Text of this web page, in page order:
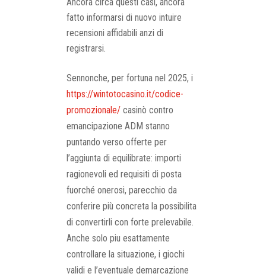
fatto informarsi di nuovo intuire
recensioni affidabili anzi di
registrarsi.
Sennonche, per fortuna nel 2025, i
https://wintotocasino.it/codice-
promozionale/ casinò contro
emancipazione ADM stanno
puntando verso offerte per
l’aggiunta di equilibrate: importi
ragionevoli ed requisiti di posta
fuorché onerosi, parecchio da
conferire più concreta la possibilita
di convertirli con forte prelevabile.
Anche solo piu esattamente
controllare la situazione, i giochi
validi e l’eventuale demarcazione